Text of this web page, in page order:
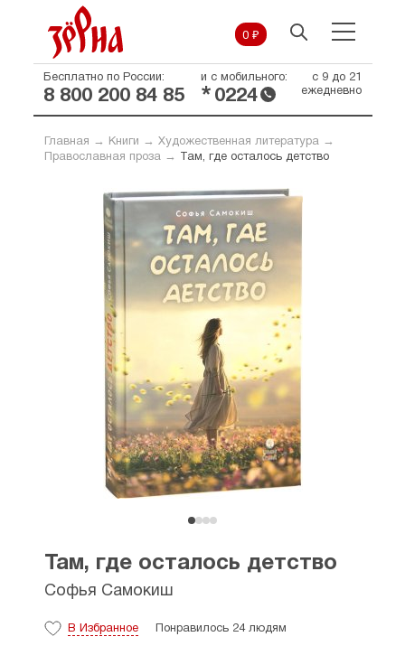
0 ₽
Бесплатно по России:
8 800 200 84 85
и с мобильного:
* 0224
с 9 до 21
ежедневно
Главная → Книги → Художественная литература→
Православная проза→ Там, где осталось детство
Там, где осталось детство
Софья Самокиш
В Избранное Понравилось 24 людям